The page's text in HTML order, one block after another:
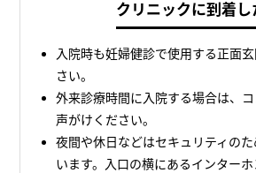
クリニックに到着し
入院時も妊婦健診で使用する正面
さい。
外来診療時間に入院する場合は、
声がけください。
夜間や休日などはセキュリティの
います。入口の横にあるインター